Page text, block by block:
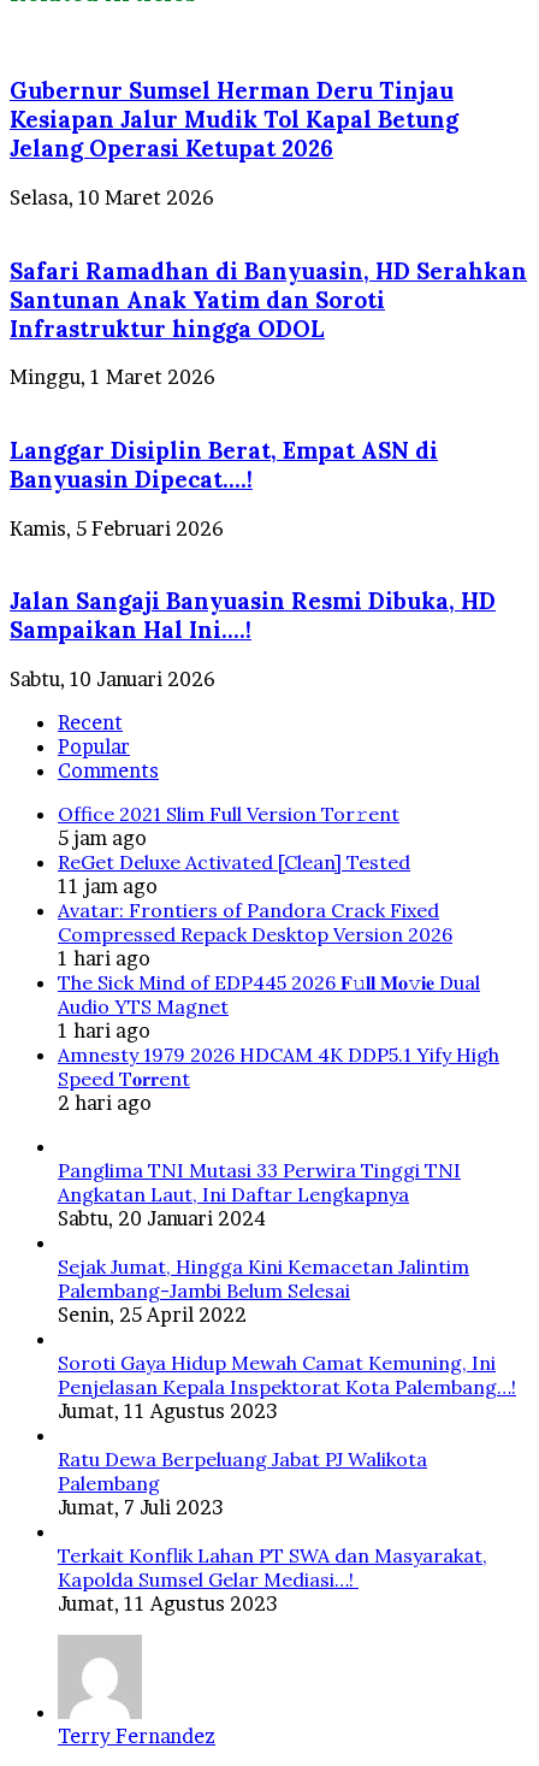
Gubernur Sumsel Herman Deru Tinjau
Kesiapan Jalur Mudik Tol Kapal Betung
Jelang Operasi Ketupat 2026
Selasa, 10 Maret 2026
Safari Ramadhan di Banyuasin, HD Serahkan
Santunan Anak Yatim dan Soroti
Infrastruktur hingga ODOL
Minggu, 1 Maret 2026
Langgar Disiplin Berat, Empat ASN di
Banyuasin Dipecat….!
Kamis, 5 Februari 2026
Jalan Sangaji Banyuasin Resmi Dibuka, HD
Sampaikan Hal Ini….!
Sabtu, 10 Januari 2026
Recent
Popular
Comments
Office 2021 Slim Full Version Tor𝚛ent
5 jam ago
ReGet Deluxe Activated [Clean] Tested
11 jam ago
Avatar: Frontiers of Pandora Crack Fixed
Compressed Repack Desktop Version 2026
1 hari ago
The Sick Mind of EDP445 2026 𝐅𝚞𝐥𝐥 𝐌𝐨𝚟𝐢𝐞 Dual
Audio YTS Magnet
1 hari ago
Amnesty 1979 2026 HDCAM 4K DDP5.1 Yify High
Speed T𝐨𝐫𝐫ent
2 hari ago
Panglima TNI Mutasi 33 Perwira Tinggi TNI
Angkatan Laut, Ini Daftar Lengkapnya
Sabtu, 20 Januari 2024
Sejak Jumat, Hingga Kini Kemacetan Jalintim
Palembang-Jambi Belum Selesai
Senin, 25 April 2022
Soroti Gaya Hidup Mewah Camat Kemuning, Ini
Penjelasan Kepala Inspektorat Kota Palembang…!
Jumat, 11 Agustus 2023
Ratu Dewa Berpeluang Jabat PJ Walikota
Palembang
Jumat, 7 Juli 2023
Terkait Konflik Lahan PT SWA dan Masyarakat,
Kapolda Sumsel Gelar Mediasi…!
Jumat, 11 Agustus 2023
Terry Fernandez